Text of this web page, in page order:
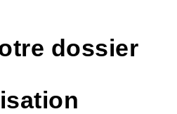
dossier